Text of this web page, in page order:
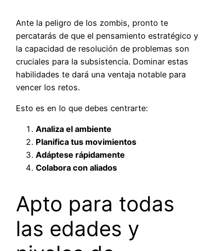
Ante la peligro de los zombis, pronto te
percatarás de que el pensamiento estratégico y
la capacidad de resolución de problemas son
cruciales para la subsistencia. Dominar estas
habilidades te dará una ventaja notable para
vencer los retos.
Esto es en lo que debes centrarte:
Analiza el ambiente
Planifica tus movimientos
Adáptese rápidamente
Colabora con aliados
Apto para todas
las edades y